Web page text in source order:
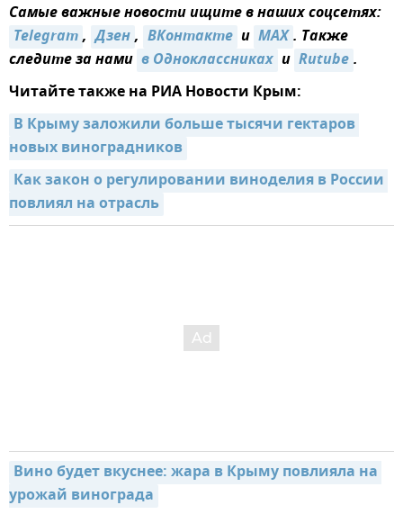
Самые важные новости ищите в наших соцсетях:
Telegram, Дзен, ВКонтакте и MAX. Также
следите за нами в Одноклассниках и Rutube.
Читайте также на РИА Новости Крым:
В Крыму заложили больше тысячи гектаров
новых виноградников
Как закон о регулировании виноделия в России
повлиял на отрасль
Вино будет вкуснее: жара в Крыму повлияла на
урожай винограда